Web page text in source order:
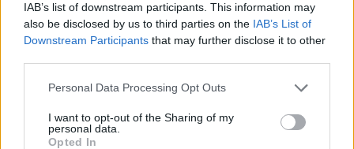
IAB’s list of downstream participants. This information may
also be disclosed by us to third parties on the IAB’s List of
Downstream Participants that may further disclose it to other
Personal Data Processing Opt Outs
I want to opt-out of the Sharing of my
personal data.
Opted In
Ξεκινούν τα δοκιμαστικά
δρομολόγια της επέκτασης του
Μετρό Θεσσαλονίκης προς την
07/08/26 13:10
Μετρό Αθήνας: Στο τελικό στάδιο